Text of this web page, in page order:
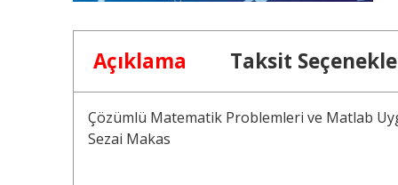
Açıklama Taksit
Çözümlü Matematik Problemleri ve Matlab
Sezai Makas